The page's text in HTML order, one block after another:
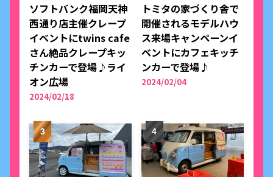
ソフトバンク福岡天神
西通り店主催クレープ
イベントにtwins cafe
さん絶品クレープキッ
チンカーで登場♪ライ
オン広場
2024/02/18
トミタの家づくり舎で
開催されるモデルハウ
ス来場キャンペーンイ
ベントにカフェキッチ
ンカーで登場♪
2024/02/04